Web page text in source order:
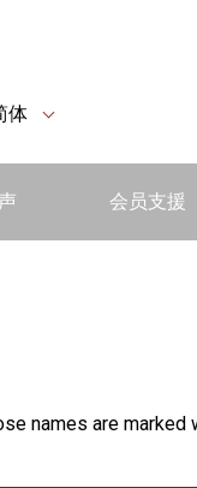
体
会员支援
names are marked